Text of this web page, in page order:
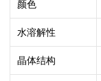
颜色
水溶解性
晶体结构